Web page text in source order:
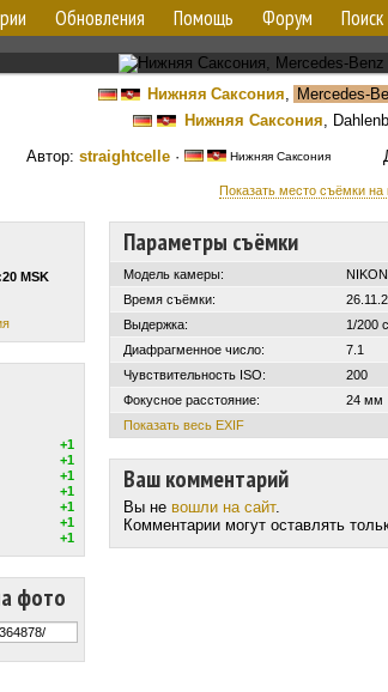
Обновления Помощь Форум Поиск
Нижняя Саксония, Mercedes-
Нижняя Саксония,
Автор: straightcelle · Нижняя Саксония
Показать место съёмки на
MSK
+1
+1
+1
+1
+1
+1
+1
фото
Параметры съёмки
Модель камеры:
Время съёмки:
Выдержка:
1/200 с
Диафрагменное число:
7.1
Чувствительность ISO:
200
Фокусное расстояние:
24 мм
Показать весь EXIF
Ваш комментарий
Вы не вошли на сайт.
Комментарии могут оставлять